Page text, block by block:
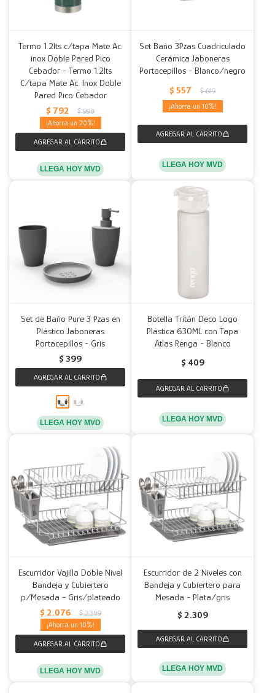
Termo 1.2lts c/tapa Mate Ac.
inox Doble Pared Pico
Cebador - Termo 1.2lts
C/tapa Mate Ac. Inox Doble
Pared Pico Cebador
$ 792 $ 990
20
LLEGA HOY MVD
Set Baño 3Pzas Cuadriculado
Cerámica Jaboneras
Portacepillos - Blanco/negro
$ 557 $ 619
10
LLEGA HOY MVD
Set de Baño Pure 3 Pzas en
Plástico Jaboneras
Portacepillos - Gris
$ 399
LLEGA HOY MVD
Botella Tritán Deco Logo
Plástica 630ML con Tapa
Atlas Renga - Blanco
$ 409
LLEGA HOY MVD
Escurridor Vajilla Doble Nivel
Bandeja y Cubiertero
p/Mesada - Gris/plateado
$ 2.076 $ 2.309
10
LLEGA HOY MVD
Escurridor de 2 Niveles con
Bandeja y Cubiertero para
Mesada - Plata/gris
$ 2.309
LLEGA HOY MVD